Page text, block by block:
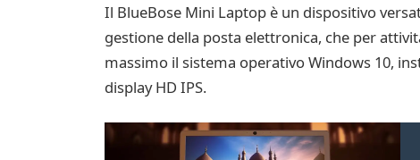
Il BlueBose Mini Laptop è un dispositivo
gestione della posta elettronica, che per
massimo il sistema operativo Windows 10,
display HD IPS.